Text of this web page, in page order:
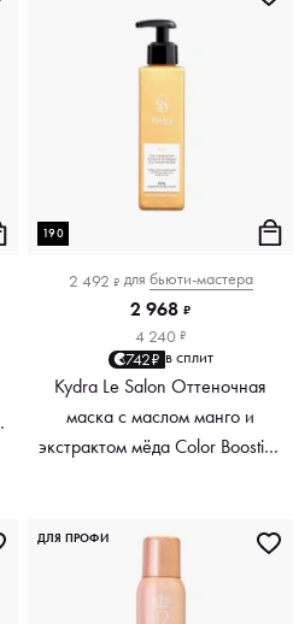
190
2 492 ₽ для бьюти-мастера
2 968 ₽
4 240 ₽
742₽ в сплит
Kydra Le Salon Оттеночная
маска с маслом манго и
экстрактом мёда Color Boosting
ДЛЯ ПРОФИ